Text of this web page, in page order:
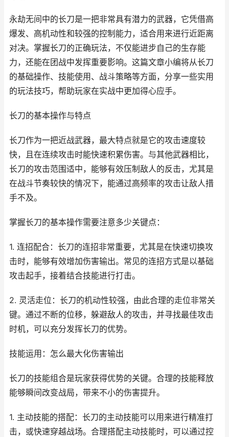
永劫无间中的长刀是一把非常具有潜力的武器，它凭借高
爆发、高机动性和较强的控制能力，适合用来进行近距离
对决。掌握长刀的正确玩法，不仅能进步自己的生存能
力，还能在团战中发挥重要影响。这篇文章小编将从长刀
的基础操作、技能使用、战斗策略等方面，分享一些实用
的玩法技巧，帮助玩家在实战中更加得心应手。
长刀的基本操作与特点
长刀作为一把近战武器，最大特点就是它的攻击速度较
快，且在连续攻击时能快速积累伤害。与其他武器相比，
长刀的攻击范围适中，能够有效压制敌人的反击，尤其是
在战斗节奏较快的情况下，能通过高频率的攻击让敌人措
手不及。
掌握长刀的基本操作需要注意多少关键点：
1. 连招配合：长刀的连招非常重要，尤其是在快速切换攻
击时，能够有效增加伤害输出。常见的连招方式是以基础
攻击起手，接着结合技能进行打击。
2. 灵活走位：长刀的机动性较强，由此合理的走位非常关
键。通过不断的位移，躲避敌人的攻击，并寻找最佳攻击
时机，可以充分发挥长刀的优势。
技能运用：怎么最大化伤害输出
长刀的技能组合是玩家获得优势的关键。合理的技能释放
能够瞬间改变战局，带来不小的伤害提升。
1. 主动技能的搭配：长刀的主动技能可以用来进行精准打
击，或快速穿越战场。合理搭配主动技能时，可以通过控